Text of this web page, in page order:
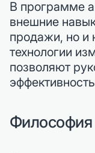
В программе
внешние
продажи, но и
технологии
позволяют